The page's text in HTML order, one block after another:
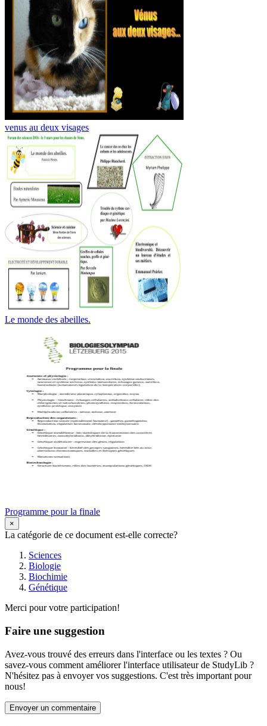
venus au deux visages
Le monde des abeilles.
Programme pour la finale
×
La catégorie de ce document est-elle correcte?
Sciences
Biologie
Biochimie
Génétique
Merci pour votre participation!
Faire une suggestion
Avez-vous trouvé des erreurs dans l'interface ou les textes ? Ou
savez-vous comment améliorer l'interface utilisateur de StudyLib ?
N'hésitez pas à envoyer vos suggestions. C'est très important pour
nous!
Envoyer un commentaire